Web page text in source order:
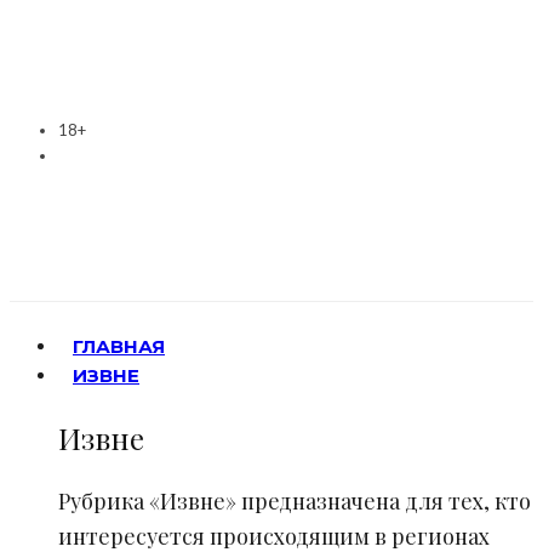
18+
ГЛАВНАЯ
ИЗВНЕ
Извне
Рубрика «Извне» предназначена для тех, кто
интересуется происходящим в регионах